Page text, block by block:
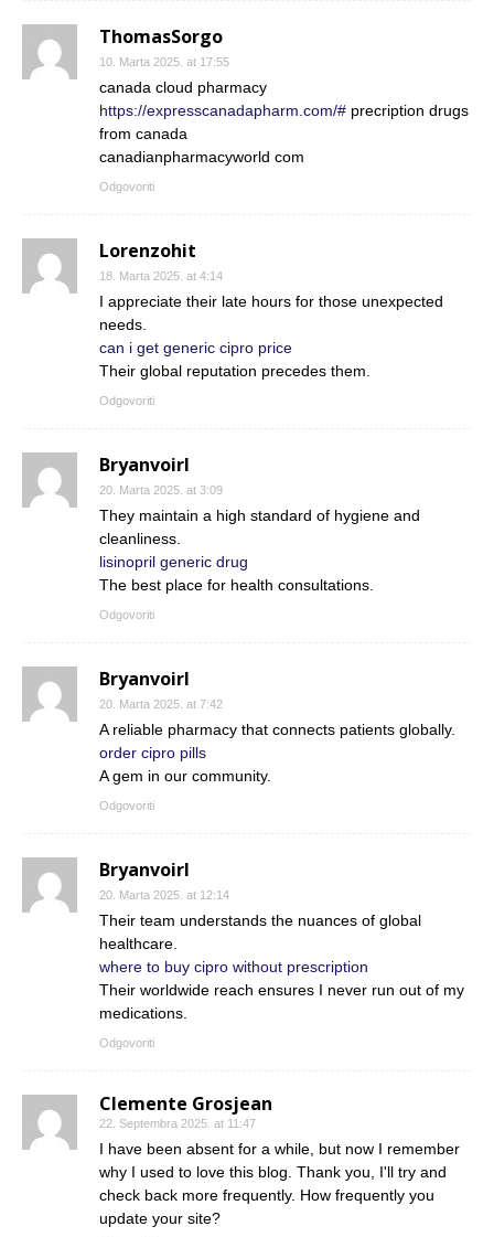
ThomasSorgo
10. Marta 2025. at 17:55
canada cloud pharmacy
https://expresscanadapharm.com/# precription drugs
from canada
canadianpharmacyworld com
Odgovoriti
Lorenzohit
18. Marta 2025. at 4:14
I appreciate their late hours for those unexpected
needs.
can i get generic cipro price
Their global reputation precedes them.
Odgovoriti
Bryanvoirl
20. Marta 2025. at 3:09
They maintain a high standard of hygiene and
cleanliness.
lisinopril generic drug
The best place for health consultations.
Odgovoriti
Bryanvoirl
20. Marta 2025. at 7:42
A reliable pharmacy that connects patients globally.
order cipro pills
A gem in our community.
Odgovoriti
Bryanvoirl
20. Marta 2025. at 12:14
Their team understands the nuances of global
healthcare.
where to buy cipro without prescription
Their worldwide reach ensures I never run out of my
medications.
Odgovoriti
Clemente Grosjean
22. Septembra 2025. at 11:47
I have been absent for a while, but now I remember
why I used to love this blog. Thank you, I'll try and
check back more frequently. How frequently you
update your site?